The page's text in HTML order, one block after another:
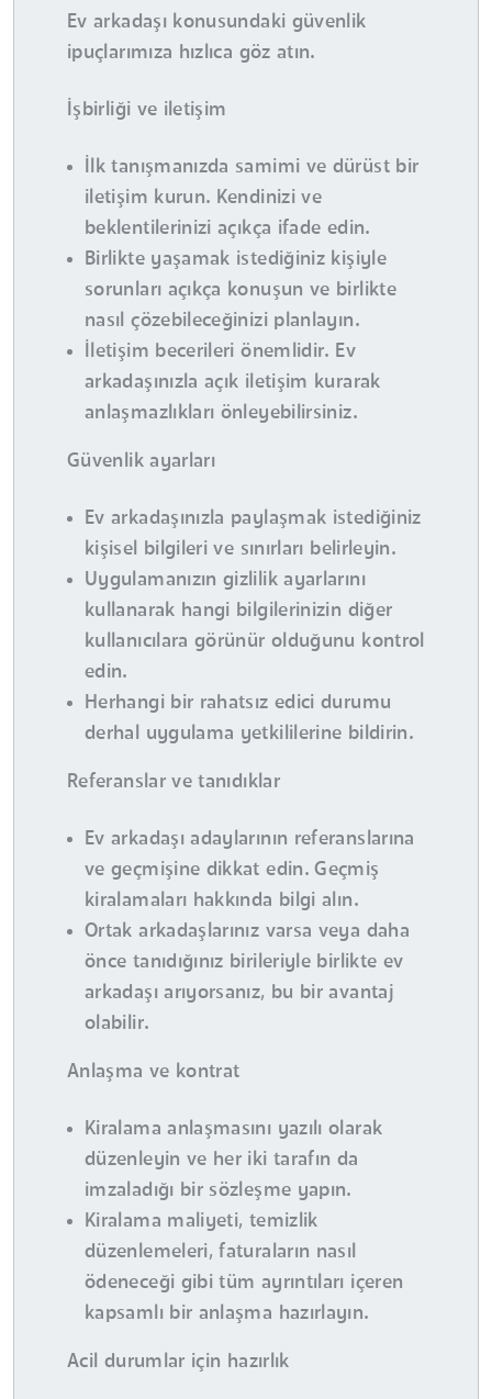
Ev arkadaşı konusundaki güvenlik
ipuçlarımıza hızlıca göz atın.
İşbirliği ve iletişim
İlk tanışmanızda samimi ve dürüst bir
iletişim kurun. Kendinizi ve
beklentilerinizi açıkça ifade edin.
Birlikte yaşamak istediğiniz kişiyle
sorunları açıkça konuşun ve birlikte
nasıl çözebileceğinizi planlayın.
İletişim becerileri önemlidir. Ev
arkadaşınızla açık iletişim kurarak
anlaşmazlıkları önleyebilirsiniz.
Güvenlik ayarları
Ev arkadaşınızla paylaşmak istediğiniz
kişisel bilgileri ve sınırları belirleyin.
Uygulamanızın gizlilik ayarlarını
kullanarak hangi bilgilerinizin diğer
kullanıcılara görünür olduğunu kontrol
edin.
Herhangi bir rahatsız edici durumu
derhal uygulama yetkililerine bildirin.
Referanslar ve tanıdıklar
Ev arkadaşı adaylarının referanslarına
ve geçmişine dikkat edin. Geçmiş
kiralamaları hakkında bilgi alın.
Ortak arkadaşlarınız varsa veya daha
önce tanıdığınız birileriyle birlikte ev
arkadaşı arıyorsanız, bu bir avantaj
olabilir.
Anlaşma ve kontrat
Kiralama anlaşmasını yazılı olarak
düzenleyin ve her iki tarafın da
imzaladığı bir sözleşme yapın.
Kiralama maliyeti, temizlik
düzenlemeleri, faturaların nasıl
ödeneceği gibi tüm ayrıntıları içeren
kapsamlı bir anlaşma hazırlayın.
Acil durumlar için hazırlık